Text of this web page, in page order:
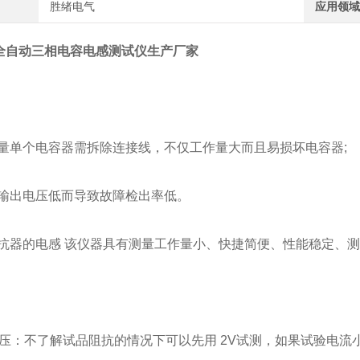
胜绪电气 应用领域
自动三相电容电感测试仪生产厂家
单个电容器需拆除连接线，不仅工作量大而且易损坏电容器;
出电压低而导致故障检出率低。
器的电感 该仪器具有测量工作量小、快捷简便、性能稳定、
：不了解试品阻抗的情况下可以先用 2V试测，如果试验电流